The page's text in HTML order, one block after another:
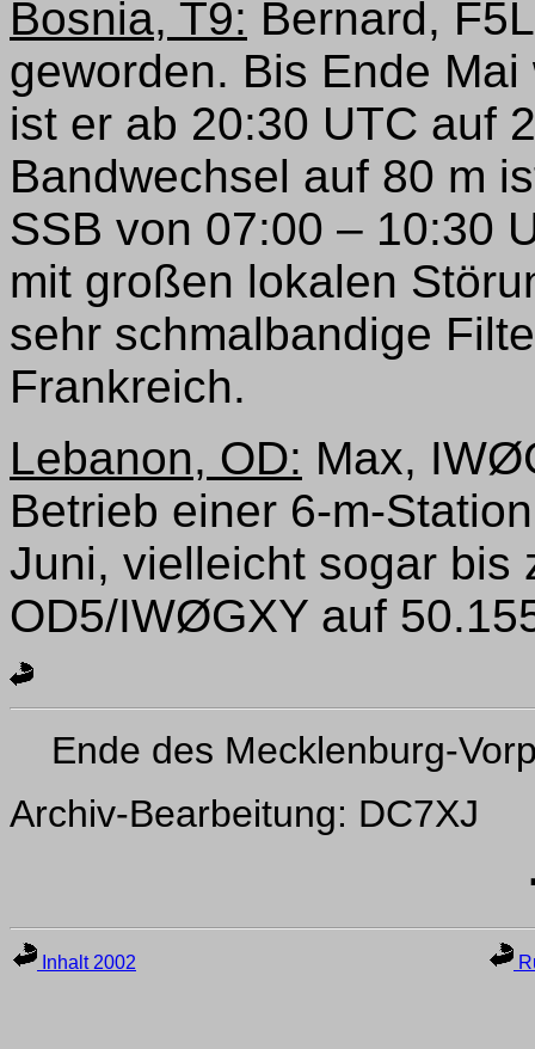
Bosnia, T9: Bernard,
geworden. Bis Ende
ist er ab 20:30 UTC auf
Bandwechsel auf 80 m
SSB von 07:00 – 10:30
mit großen lokalen
sehr schmalbandige
Frankreich.
Lebanon, OD: Max,
Betrieb einer 6-m-
Juni, vielleicht sogar bis
OD5/IWØGXY auf
Ende des Mecklenburg-
Archiv-Bearbeitung: DC7XJ
Inhalt 2002